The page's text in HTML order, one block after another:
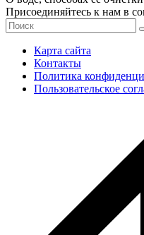
Присоединяйтесь к нам в
Карта сайта
Контакты
Политика
Пользовательское